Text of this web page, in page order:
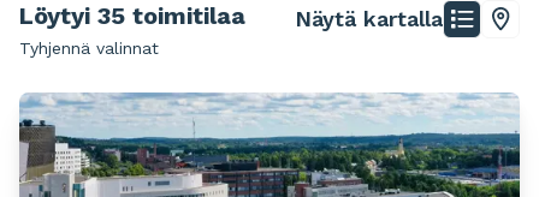
Löytyi 35 toimitilaa
Tyhjennä valinnat
Näytä kartalla